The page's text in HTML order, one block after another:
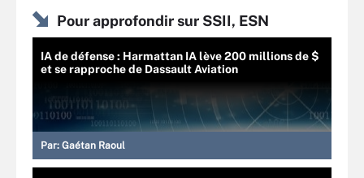
Pour approfondir sur SSII, ESN
IA de défense : Harmattan IA lève 200 millions de $
et se rapproche de Dassault Aviation
Par: Gaétan Raoul